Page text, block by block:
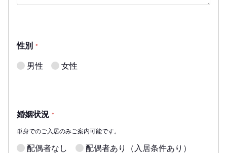
性別 *
男性 女性
婚姻状況 *
単身でのご入居のみご案内可能です。
配偶者なし 配偶者あり（入居条件あり）